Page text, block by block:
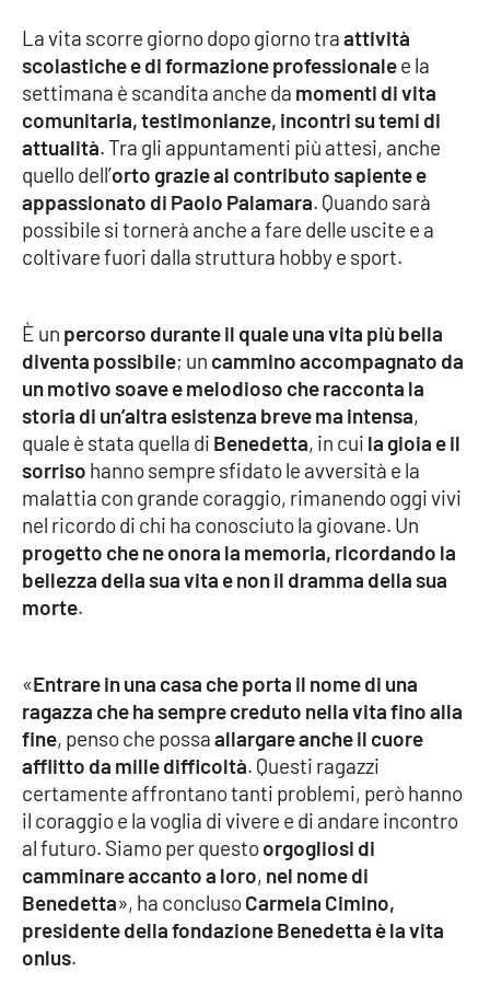
Buona Sanità Calabria
LA
CALABRIAVISIONE
Destinazioni
Eventi
Storie
LAC
NETWORK
Lacplay.it
Lactv.it
Laconair.it
Lacapitalenews.it
Ilreggino.it
Cosenzachannel.it
Ilvibonese.it
Catanzarochannel.it
La vita scorre giorno dopo giorno traattività
scolastiche e di formazione professionalee la
settimana è scandita anche da momenti di vita
comunitaria, testimonianze, incontri su temi di
attualità. Tra gli appuntamenti più attesi, anche
quello dell’orto grazie al contributo sapiente e
appassionato di Paolo Palamara. Quando sarà
possibile si tornerà anche a fare delle uscite e a
coltivare fuori dalla struttura hobby e sport.
È un percorso durante il quale una vita più bella
diventa possibile; un cammino accompagnato da
un motivo soave e melodioso che racconta la
storia di un’altra esistenza breve ma intensa,
quale è stata quella di Benedetta, in cui la gioia e il
sorriso hanno sempre sfidato le avversità e la
malattia con grande coraggio, rimanendo oggi vivi
nel ricordo di chi ha conosciuto la giovane. Un
progetto che ne onora la memoria, ricordando la
bellezza della sua vita e non il dramma della sua
morte.
«Entrare in una casa che porta il nome di una
ragazza che ha sempre creduto nella vita fino alla
fine, penso che possaallargare anche il cuore
afflitto da mille difficoltà. Questi ragazzi
certamente affrontano tanti problemi, però hanno
il coraggio e la voglia di vivere e di andare incontro
al futuro. Siamo per questoorgogliosi di
camminare accanto a loro, nel nome di
Benedetta», ha conclusoCarmela Cimino,
presidente della fondazione Benedetta è la vita
onlus.